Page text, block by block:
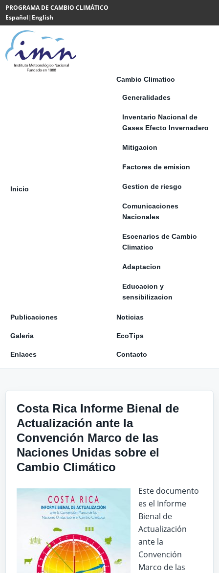
Saltar al contenido
PROGRAMA DE CAMBIO CLIMÁTICO
Español| English
Powered
by
Translate
Inicio
Cambio Climatico
Generalidades
Inventario Nacional de
Gases Efecto Invernadero
Mitigacion
Factores de emision
Gestion de riesgo
Comunicaciones
Nacionales
Escenarios de Cambio
Climatico
Adaptacion
Educacion y
sensibilizacion
Publicaciones Noticias
Galeria EcoTips
Enlaces Contacto
Costa Rica Informe Bienal de
Actualización ante la
Convención Marco de las
Naciones Unidas sobre el
Cambio Climático
Este documento
es el Informe
Bienal de
Actualización
ante la
Convención
Marco de las